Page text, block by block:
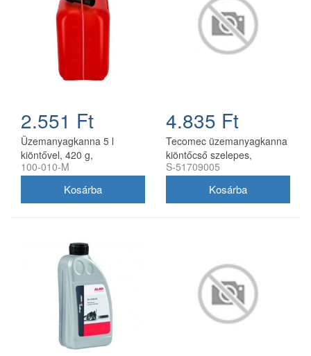
2.551 Ft
Üzemanyagkanna 5 l
kiöntővel, 420 g,
utángyártott
100-010-M
4.835 Ft
Tecomec üzemanyagkanna
kiöntőcső szelepes,
utángyártott
S-51709005